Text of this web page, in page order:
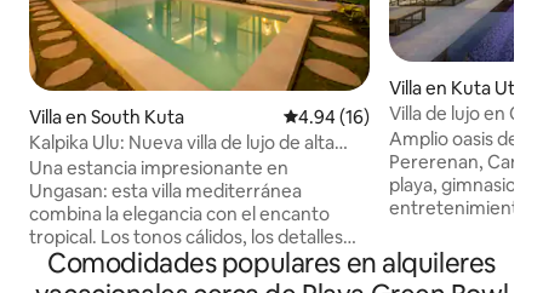
Villa en South Kuta Calificación promedio: 4.94 de
4.94 (16)
Kalpika Ulu: Nueva villa de lujo de alta
gama con 2 habitaciones
Una estancia impresionante en
Ungasan: esta villa mediterránea
combina la elegancia con el encanto
tropical. Los tonos cálidos, los detalles
arqueados y los espacios abiertos crean
un ambiente costero sereno. Con una
Villa en Kuta Utara
Villa de lujo en
playa y el
Amplio oasis de
Pererenan,
playa, gimnasio,
entretenimiento.
Fácil acceso a pie
Desayuno y
Comodidades populares en alquileres